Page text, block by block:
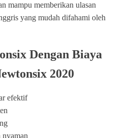
mampu memberikan ulasan
yang mudah difahami oleh
Dengan Biaya
2020
efektif
nyaman